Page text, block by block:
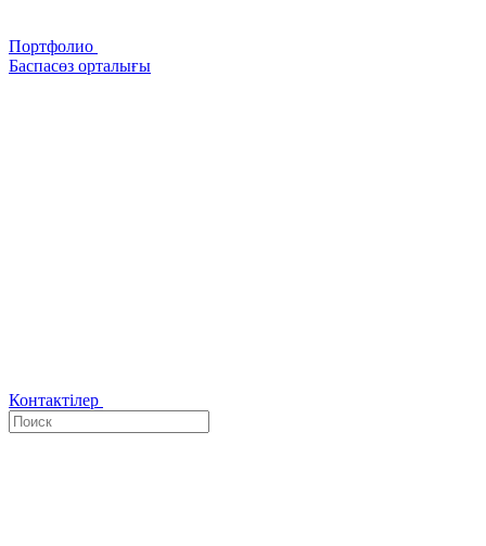
Портфолио
Баспасөз орталығы
Контактілер